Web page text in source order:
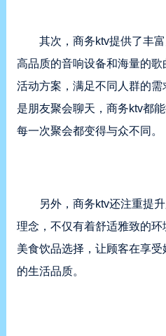
其次，商务ktv提供了丰
高品质的音响设备和海量的
活动方案，满足不同人群的
是朋友聚会聊天，商务ktv都
每一次聚会都变得与众不同。
另外，商务ktv还注重提
理念，不仅有着舒适雅致的
美食饮品选择，让顾客在享
的生活品质。